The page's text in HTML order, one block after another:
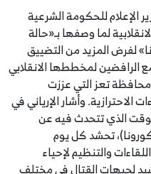
الإعلام للحكومة الشرعية
لما وصفها بـ«حالة
لفرض المزيد من التضييق
الرافضين لمخططها الانقلابي
تعز التي عززت
وأشار الإرياني في
الذي تتحدث فيه عن
تحشد كل يوم
والتنظيم لإحياء
لجبهات القتال في مختلف